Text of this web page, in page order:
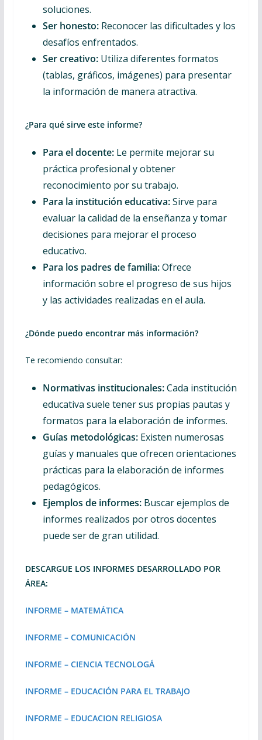
soluciones.
Ser honesto:Reconocer las dificultades y los
desafíos enfrentados.
Ser creativo:Utiliza diferentes formatos
(tablas, gráficos, imágenes) para presentar
la información de manera atractiva.
¿Para qué sirve este informe?
Para el docente:Le permite mejorar su
práctica profesional y obtener
reconocimiento por su trabajo.
Para la institución educativa:Sirve para
evaluar la calidad de la enseñanza y tomar
decisiones para mejorar el proceso
educativo.
Para los padres de familia:Ofrece
información sobre el progreso de sus hijos
y las actividades realizadas en el aula.
¿Dónde puedo encontrar más información?
Te recomiendo consultar:
Normativas institucionales:Cada institución
educativa suele tener sus propias pautas y
formatos para la elaboración de informes.
Guías metodológicas:Existen numerosas
guías y manuales que ofrecen orientaciones
prácticas para la elaboración de informes
pedagógicos.
Ejemplos de informes:Buscar ejemplos de
informes realizados por otros docentes
puede ser de gran utilidad.
DESCARGUE LOS INFORMES DESARROLLADO POR
ÁREA:
INFORME – MATEMÁTICA
INFORME – COMUNICACIÓN
INFORME – CIENCIA TECNOLOGÁ
INFORME – EDUCACIÓN PARA EL TRABAJO
INFORME – EDUCACION RELIGIOSA